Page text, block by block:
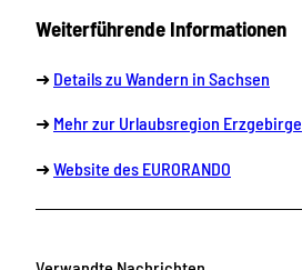
Weiterführende Informationen
➜ Details zu Wandern in Sachsen
➜ Mehr zur Urlaubsregion Erzgebirge
➜Website des EURORANDO